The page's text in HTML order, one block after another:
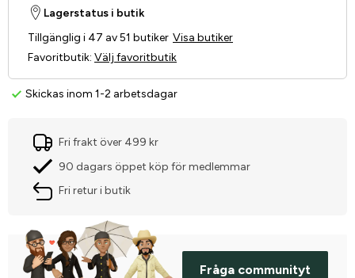
Skickas inom 1-2 arbetsdagar
Lagerstatus i butik
Tillgänglig i 47 av 51 butiker Visa butiker
Favoritbutik: Välj favoritbutik
Fri frakt över 499 kr
90 dagars öppet köp för medlemmar
Fri retur i butik
Fråga communityt